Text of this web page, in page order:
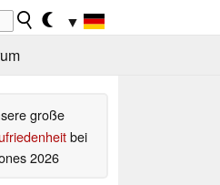
▼
große
bei
2026